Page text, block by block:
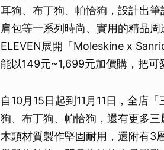
耳狗、布丁狗、帕恰狗，設計出
肩包等一系列時尚、實用的精品
ELEVEN展開「Moleskine x
能以149元~1,699元加價購，把可
自10月15日起到11月11日，全店
狗、布丁狗、帕恰狗，還有更多
木頭材質製作堅固耐用，還附有3